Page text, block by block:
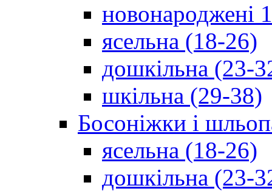
новонароджені
ясельна (18-26)
дошкільна (23-
шкільна (29-38)
Босоніжки і
ясельна (18-26)
дошкільна (23-